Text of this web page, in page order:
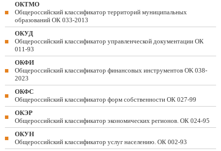
ОКТМО
Общероссийский классификатор территорий муниципальных
образований ОК 033-2013
ОКУД
Общероссийский классификатор управленческой документации ОК
011-93
ОКФИ
Общероссийский классификатор финансовых инструментов OK 038-
2023
ОКФС
Общероссийский классификатор форм собственности ОК 027-99
ОКЭР
Общероссийский классификатор экономических регионов. ОК 024-95
ОКУН
Общероссийский классификатор услуг населению. ОК 002-93